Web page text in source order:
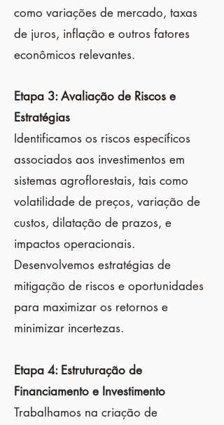
como variações de mercado, taxas
de juros, inflação e outros fatores
econômicos relevantes.
Etapa 3: Avaliação de Riscos e
Estratégias
Identificamos os riscos específicos
associados aos investimentos em
sistemas agroflorestais, tais como
volatilidade de preços, variação de
custos, dilatação de prazos, e
impactos operacionais.
Desenvolvemos estratégias de
mitigação de riscos e oportunidades
para maximizar os retornos e
minimizar incertezas.
Etapa 4: Estruturação de
Financiamento e Investimento
Trabalhamos na criação de